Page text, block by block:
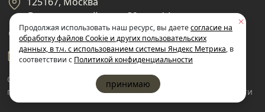
Ленинградский пр-кт 39, стр 14
+7 495 945-59-99
gf@gorby.ru
Cогласие на обработку
пользовательских данных
конфиденциальности
Продолжая использовать наш ресурс, вы даетесогласие на
обработку файлов Cookie и других пользовательских
данных, в т.ч. с использованием системы Яндекс Метрика, в
соответствии с Политикой конфиденциальности
принимаю